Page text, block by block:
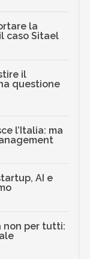
la
caso Sitael
il
questione
l’Italia: ma
AI e
non per tutti: